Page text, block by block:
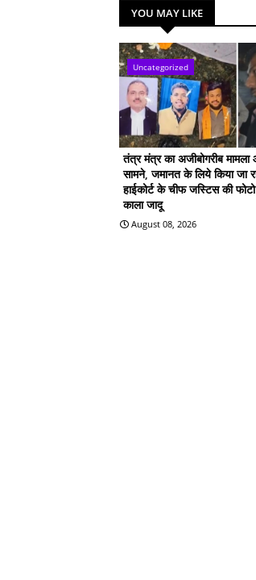
YOU MAY LIKE
Uncategorized
तंत्र मंत्र का अजीबोगरीब मामला
सामने, जमानत के लिये किया जा
हाईकोर्ट के चीफ जस्टिस की
काला जादू
August 08, 2026